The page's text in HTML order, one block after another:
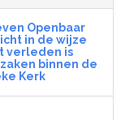
Openbaar
in de wijze
verleden is
binnen de
Kerk